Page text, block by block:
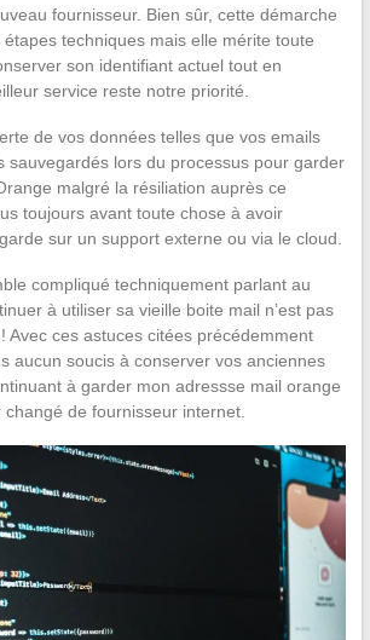
fournisseur. Bien sûr, cette démarche
techniques mais elle mérite toute
son identifiant actuel tout en
service reste notre priorité.
de vos données telles que vos emails
sauvegardés lors du processus pour garder
malgré la résiliation auprès ce
toujours avant toute chose à avoir
sur un support externe ou via le cloud.
compliqué techniquement parlant au
à utiliser sa vieille boite mail n’est pas
Avec ces astuces citées précédemment
aucun soucis à conserver vos anciennes
à garder mon adressse mail orange
changé de fournisseur internet.